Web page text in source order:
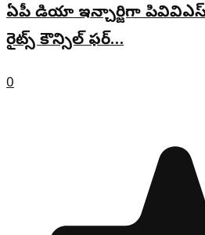
ఏపీ మీడియా ఇన్చార్జిగా
రైట్స్ కౌన్సిల్ ఫర్…
0